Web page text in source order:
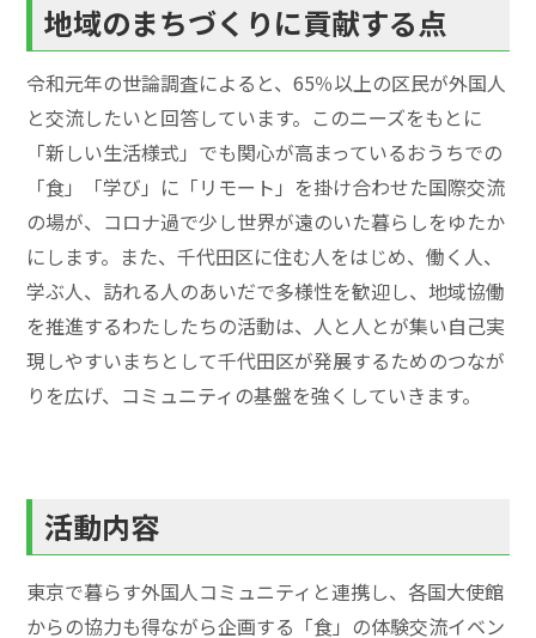
地域のまちづくりに貢献する点
令和元年の世論調査によると、65％以上の区民が外国人
と交流したいと回答しています。このニーズをもとに
「新しい生活様式」でも関心が高まっているおうちでの
「食」「学び」に「リモート」を掛け合わせた国際交流
の場が、コロナ過で少し世界が遠のいた暮らしをゆたか
にします。また、千代田区に住む人をはじめ、働く人、
学ぶ人、訪れる人のあいだで多様性を歓迎し、地域協働
を推進するわたしたちの活動は、人と人とが集い自己実
現しやすいまちとして千代田区が発展するためのつなが
りを広げ、コミュニティの基盤を強くしていきます。
活動内容
東京で暮らす外国人コミュニティと連携し、各国大使館
からの協力も得ながら企画する「食」の体験交流イベン